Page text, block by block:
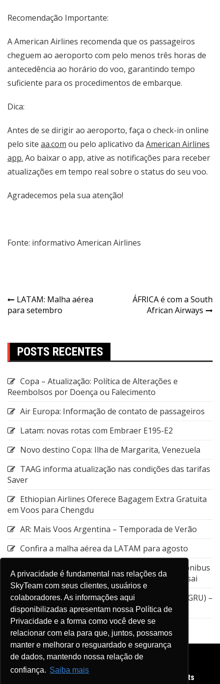
A privacidade é fundamental nas relações da
SkyTeam com seus clientes, usuários e
colaboradores. As informações aqui
disponibilizadas apresentam nossa Política de
Privacidade e a forma como você deve se
relacionar com ela para que, juntos, possamos
manter e melhorar o resguardado e segurança
de dados, mantendo nossa relação de
confiança. Saiba mais
Recomendação Importante:
A American Airlines recomenda que os passageiros
cheguem ao aeroporto com pelo menos três horas de
antecedência ao horário do voo, garantindo tempo
suficiente para os procedimentos de embarque.
Dica:
Antes de se dirigir ao aeroporto, faça o check-in online
pelo site aa.com ou pelo aplicativo da American Airlines
app. Ao baixar o app, ative as notificações para receber
atualizações em tempo real sobre o status do seu voo.
Agradecemos pela sua atenção!
Fonte: informativo American Airlines
LATAM: Malha aérea
para setembro
ÁFRICA é com a South
African Airways
POSTS RECENTES
Copa – Atualização: Política de Alterações e
Reembolsos por Doença ou Falecimento
Air Europa: Informação de contato de passageiros
Latam: novas rotas com Embraer E195-E2
Novo destino Copa: Ilha de Margarita, Venezuela
TAAG informa atualização nas condições das tarifas
Saver
Ethiopian Airlines Oferece Bagagem Extra Gratuita
em Voos para Chengdu
AR: Mais Voos Argentina – Temporada de Verão
Confira a malha aérea da LATAM para agosto
Emirates: Alteração do local de embarque do ônibus
entre a Estação de Nagoya e o Aeroporto de Kansai
GOL: Cancelamento da rota entre Guarulhos (GRU) –
Aruba (AUA)
Copyright © 2026 Diário de Viagens SkyTeam. All rights